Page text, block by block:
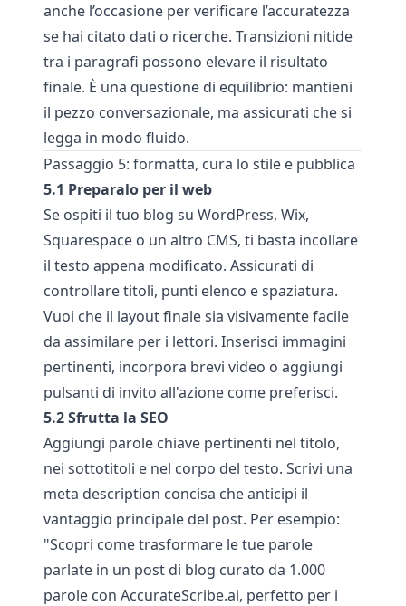
anche l’occasione per verificare l’accuratezza
se hai citato dati o ricerche. Transizioni nitide
tra i paragrafi possono elevare il risultato
finale. È una questione di equilibrio: mantieni
il pezzo conversazionale, ma assicurati che si
legga in modo fluido.
Passaggio 5: formatta, cura lo stile e pubblica
5.1 Preparalo per il web
Se ospiti il tuo blog su WordPress, Wix,
Squarespace o un altro CMS, ti basta incollare
il testo appena modificato. Assicurati di
controllare titoli, punti elenco e spaziatura.
Vuoi che il layout finale sia visivamente facile
da assimilare per i lettori. Inserisci immagini
pertinenti, incorpora brevi video o aggiungi
pulsanti di invito all'azione come preferisci.
5.2 Sfrutta la SEO
Aggiungi parole chiave pertinenti nel titolo,
nei sottotitoli e nel corpo del testo. Scrivi una
meta description concisa che anticipi il
vantaggio principale del post. Per esempio:
"Scopri come trasformare le tue parole
parlate in un post di blog curato da 1.000
parole con AccurateScribe.ai, perfetto per i